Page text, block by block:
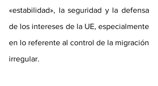
«estabilidad», la seguridad y la defensa
de los intereses de la UE, especialmente
en lo referente al control de la migración
irregular.